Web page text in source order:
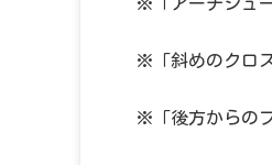
※「斜めのクロ
※「後方からの